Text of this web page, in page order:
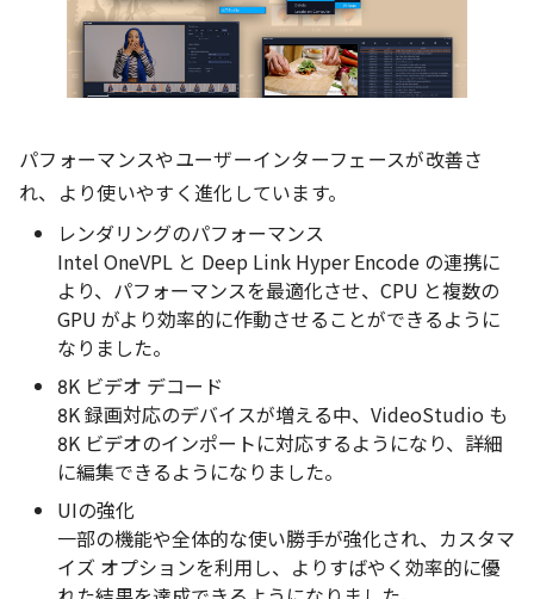
パフォーマンスやユーザーインターフェースが改善さ
れ、より使いやすく進化しています。
レンダリングのパフォーマンス
Intel OneVPL と Deep Link Hyper Encode の連携に
より、パフォーマンスを最適化させ、CPU と複数の
GPU がより効率的に作動させることができるように
なりました。
8K ビデオ デコード
8K 録画対応のデバイスが増える中、VideoStudio も
8K ビデオのインポートに対応するようになり、詳細
に編集できるようになりました。
UIの強化
一部の機能や全体的な使い勝手が強化され、カスタマ
イズ オプションを利用し、よりすばやく効率的に優